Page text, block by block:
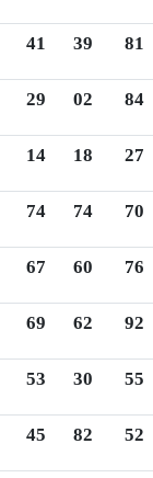
41 39 81
29 02 84
14 18 27
74 74 70
67 60 76
69 62 92
53 30 55
45 82 52